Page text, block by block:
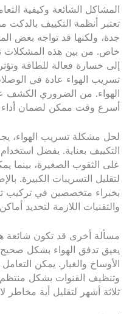
المشاكل الشائعة وكيفية
تعتبر أنظمة التكييف بالدكت
جدة، ولكنها قد تواجه بعض
خاص. من بين هذه المشكلات
إلى خسارة فعالة للطاقة
تسريب الهواء عادة في
الهواء. من الضروري الكشف
أسرع وقت ممكن لضمان أداء
لحل مشكلة تسريب الهواء،
التكييف بعناية. يفضل
على الثقوب الصغيرة، بينما
لتقليل التسريبات الكبيرة.
بخبراء متخصصين في تركيب
والتقنيات اللازمة لتحديد
مسألة أخرى قد تكون شائعة
يعيق تدفق الهواء بشكل
الأوساخ والغبار. يمكن
وتنظيف القنوات بشكل منتظم.
ثلاثة أشهر لتقليل أية مخاطر